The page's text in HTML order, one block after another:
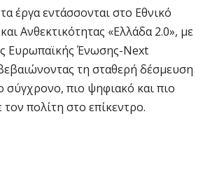
έργα εντάσσονται στο Εθνικό
Ανθεκτικότητας «Ελλάδα 2.0», με
Ευρωπαϊκής Ένωσης-Next
τη σταθερή δέσμευση
σύγχρονο, πιο ψηφιακό και πιο
πολίτη στο επίκεντρο.